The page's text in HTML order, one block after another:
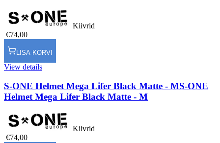
Kiivrid
€74,00
LISA KORVI
View details
S-ONE Helmet Mega Lifer Black Matte - MS-ONE
Helmet Mega Lifer Black Matte - M
Kiivrid
€74,00